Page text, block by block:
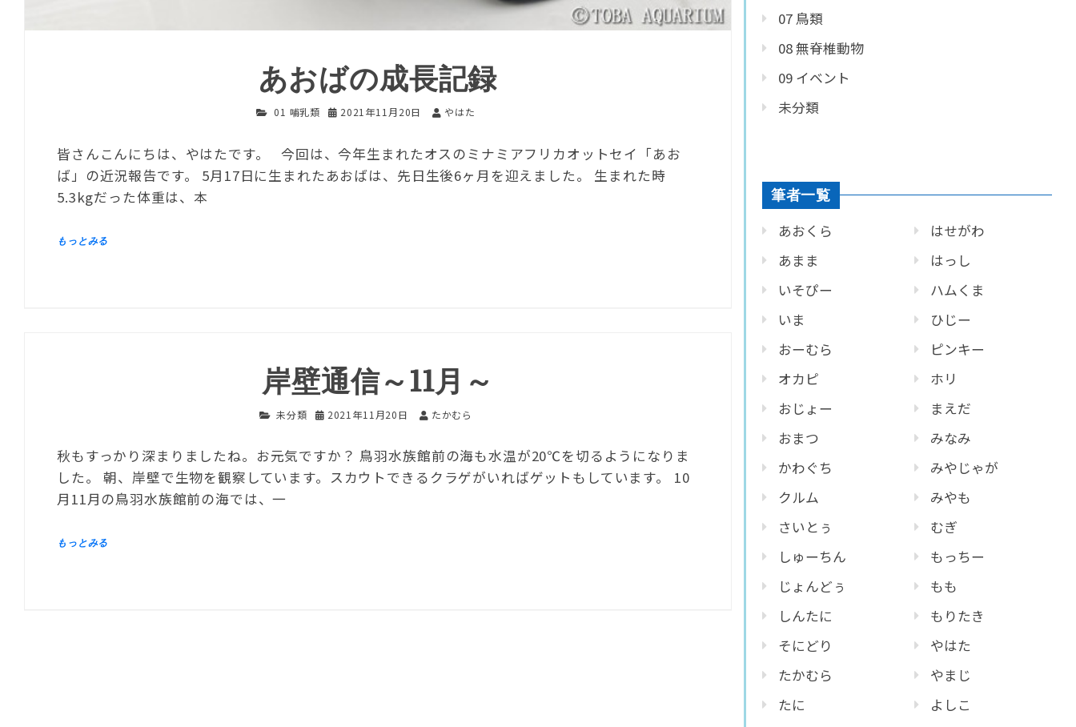
あおばの成長記録
01 哺乳類 2021年11月20日 やはた
皆さんこんにちは、やはたです。 今回は、今年生まれたオスのミナミアフリカオットセイ「あお
ば」の近況報告です。 5月17日に生まれたあおばは、先日生後6ヶ月を迎えました。 生まれた時
5.3kgだった体重は、本
岸壁通信～11月～
未分類 2021年11月20日 たかむら
秋もすっかり深まりましたね。お元気ですか？ 鳥羽水族館前の海も水温が20℃を切るようになりま
した。 朝、岸壁で生物を観察しています。スカウトできるクラゲがいればゲットもしています。 10
月11月の鳥羽水族館前の海では、一
07 鳥類
08 無脊椎動物
09 イベント
未分類
筆者一覧
あおくら
あまま
いそぴー
いま
おーむら
オカピ
おじょー
おまつ
かわぐち
クルム
さいとぅ
しゅーちん
じょんどぅ
しんたに
そにどり
たかむら
たに
はせがわ
はっし
ハムくま
ひじー
ピンキー
ホリ
まえだ
みなみ
みやじゃが
みやも
むぎ
もっちー
もも
もりたき
やはた
やまじ
よしこ